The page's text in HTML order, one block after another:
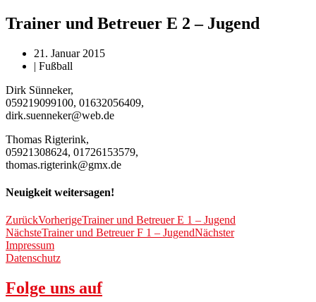
Trainer und Betreuer E 2 – Jugend
21. Januar 2015
| Fußball
Dirk Sünneker,
059219099100, 01632056409,
dirk.suenneker@web.de
Thomas Rigterink,
05921308624, 01726153579,
thomas.rigterink@gmx.de
Neuigkeit weitersagen!
ZurückVorherigeTrainer und Betreuer E 1 – Jugend
NächsteTrainer und Betreuer F 1 – JugendNächster
Impressum
Datenschutz
Folge uns auf